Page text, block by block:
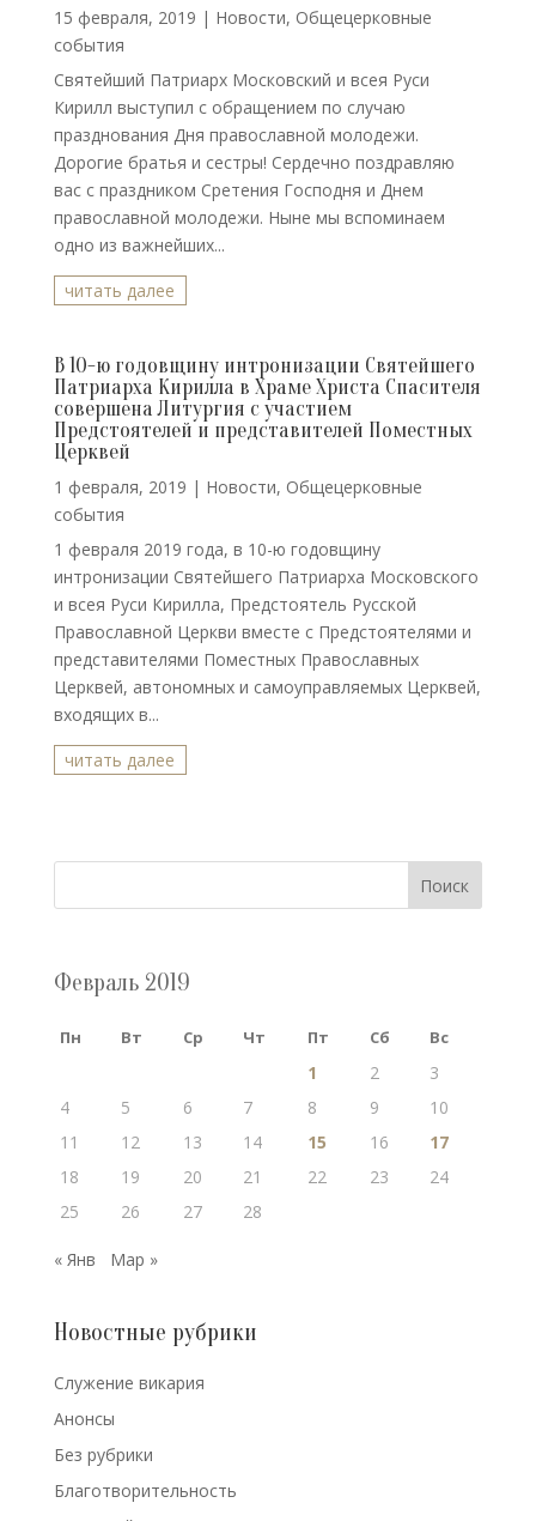
15 февраля, 2019 | Новости, Общецерковные
события
Святейший Патриарх Московский и всея Руси
Кирилл выступил с обращением по случаю
празднования Дня православной молодежи.
Дорогие братья и сестры! Сердечно поздравляю
вас с праздником Сретения Господня и Днем
православной молодежи. Ныне мы вспоминаем
одно из важнейших...
читать далее
В 10-ю годовщину интронизации Святейшего
Патриарха Кирилла в Храме Христа Спасителя
совершена Литургия с участием
Предстоятелей и представителей Поместных
Церквей
1 февраля, 2019 | Новости, Общецерковные
события
1 февраля 2019 года, в 10-ю годовщину
интронизации Святейшего Патриарха Московского
и всея Руси Кирилла, Предстоятель Русской
Православной Церкви вместе с Предстоятелями и
представителями Поместных Православных
Церквей, автономных и самоуправляемых Церквей,
входящих в...
читать далее
Поиск
Февраль 2019
Пн Вт Ср Чт Пт Сб Вс
1 2
3
4
5 6 7 8 9
10
11
12 13 14 15 16
17
18
19 20 21 22 23
24
25
26 27 28
« Янв Мар »
Новостные рубрики
Cлужение викария
Анонсы
Без рубрики
Благотворительность